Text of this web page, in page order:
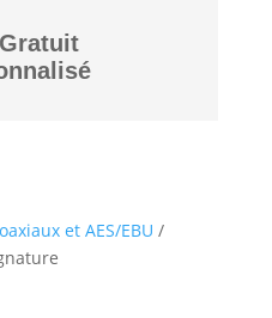
et AES/EBU /